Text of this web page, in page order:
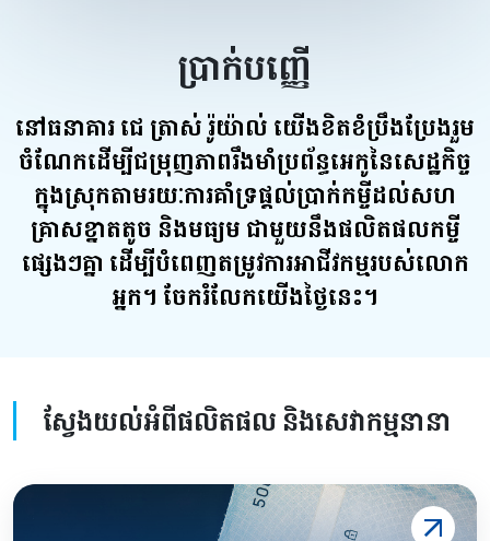
ប្រាក់បញ្ញើ
នៅធនាគារ ជេ​ ត្រាស់ រ៉ូយ៉ាល់ យើងខិតខំប្រឹងប្រែងរួម
ចំណែកដើម្បីជម្រុញភាពរឹងមាំប្រព័ន្ធអេកូនៃសេដ្ឋកិច្ច
ក្នុងស្រុកតាមរយៈការគាំទ្រផ្ដល់ប្រាក់កម្ចីដល់សហ
គ្រាសខ្នាតតូច និងមធ្យម ជាមួយនឹងផលិតផលកម្ចី
ផ្សេងៗគ្នា ដើម្បីបំពេញតម្រូវការអាជីវកម្មរបស់លោក
អ្នក។ ចែករំលែកយើងថ្ងៃនេះ។
ស្វែងយល់អំពីផលិតផល និងសេវាកម្មនានា